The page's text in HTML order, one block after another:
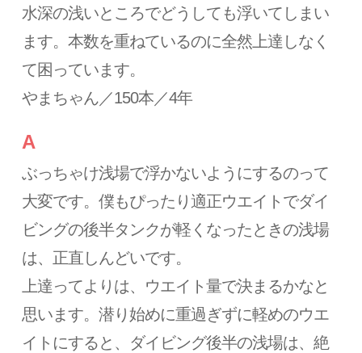
水深の浅いところでどうしても浮いてしまい
ます。本数を重ねているのに全然上達しなく
て困っています。
やまちゃん／150本／4年
A
ぶっちゃけ浅場で浮かないようにするのって
大変です。僕もぴったり適正ウエイトでダイ
ビングの後半タンクが軽くなったときの浅場
は、正直しんどいです。
上達ってよりは、ウエイト量で決まるかなと
思います。潜り始めに重過ぎずに軽めのウエ
イトにすると、ダイビング後半の浅場は、絶